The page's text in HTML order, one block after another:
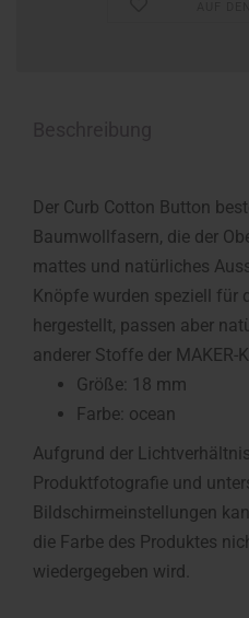
Der Curb Cotton Button
Baumwollfasern, die der
mattes und natürliches
Knöpfe wurden speziell für
hergestellt, passen aber
anderer Stoffe der MAKER-
Größe: 18 mm
Farbe: ocean
Aufgrund der
Produktfotografie und
Bildschirmeinstellungen
die Farbe des Produktes
wiedergegeben wird.